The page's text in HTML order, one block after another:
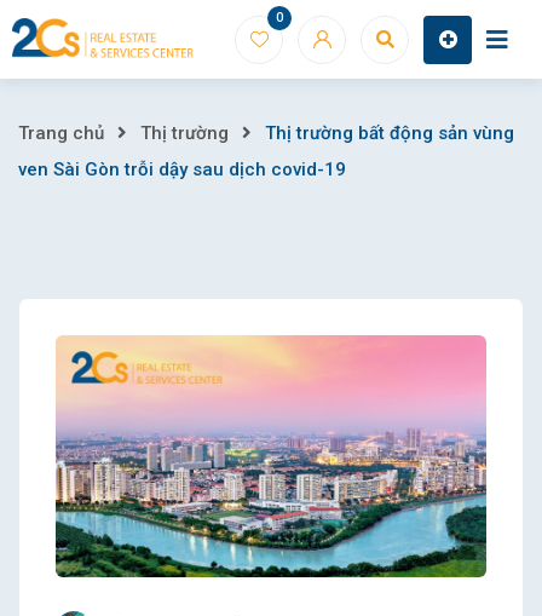
Skip
to
0
Thị
động
sản
vùng
ven
Sài
Gòn
Trang chủ Thị trường
Thị trường bất động sản vùng
ven Sài Gòn trỗi dậy sau dịch covid-19